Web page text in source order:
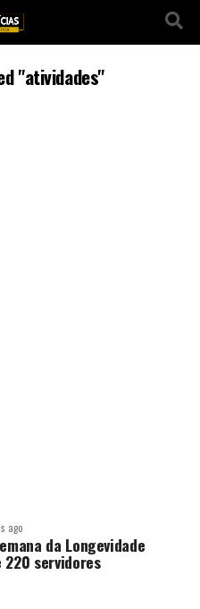
"atividades"
ago
da Longevidade
servidores